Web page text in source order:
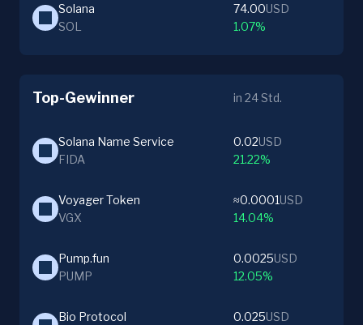
Solana
SOL
74.00USD
1.07%
Top-Gewinner in 24 Std.
Solana Name Service
FIDA
0.02USD
21.22%
Voyager Token
VGX
≈0.0001USD
14.04%
Pump.fun
PUMP
0.0025USD
12.05%
Bio Protocol
0.025USD